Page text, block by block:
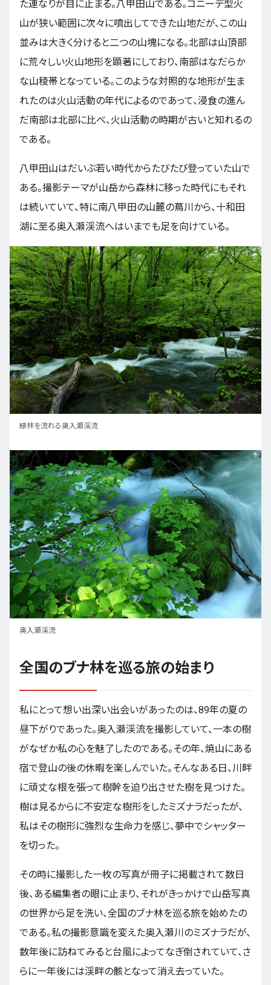
た連なりが目に止まる。八甲田山である。コニーデ型火
山が狭い範囲に次々に噴出してできた山地だが、この山
並みは大きく分けると二つの山塊になる。北部は山頂部
に荒々しい火山地形を顕著にしており、南部はなだらか
な山稜帯となっている。このような対照的な地形が生ま
れたのは火山活動の年代によるのであって、浸食の進ん
だ南部は北部に比べ、火山活動の時期が古いと知れるの
である。
八甲田山はだいぶ若い時代からたびたび登っていた山で
ある。撮影テーマが山岳から森林に移った時代にもそれ
は続いていて、特に南八甲田の山麓の蔦川から、十和田
湖に至る奥入瀬渓流へはいまでも足を向けている。
緑林を流れる奥入瀬渓流
奥入瀬渓流
全国のブナ林を巡る旅の始まり
私にとって想い出深い出会いがあったのは、89年の夏の
昼下がりであった。奥入瀬渓流を撮影していて、一本の樹
がなぜか私の心を魅了したのである。その年、焼山にある
宿で登山の後の休暇を楽しんでいた。そんなある日、川畔
に頑丈な根を張って樹幹を迫り出させた樹を見つけた。
樹は見るからに不安定な樹形をしたミズナラだったが、
私はその樹形に強烈な生命力を感じ、夢中でシャッター
を切った。
その時に撮影した一枚の写真が冊子に掲載されて数日
後、ある編集者の眼に止まり、それがきっかけで山岳写真
の世界から足を洗い、全国のブナ林を巡る旅を始めたの
である。私の撮影意識を変えた奥入瀬川のミズナラだが、
数年後に訪ねてみると台風によってなぎ倒されていて、さ
らに一年後には渓畔の骸となって消え去っていた。